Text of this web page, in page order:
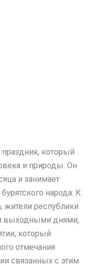
праздник, который
и природы. Он
и занимает
народа. К
жители республики
выходными днями,
который
отмечания
связанных с этим